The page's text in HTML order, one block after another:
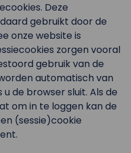
Deze
gebruikt door de
onze website is
zorgen vooral
gebruik van de
automatisch van
de browser sluit. Als de
om in te loggen kan de
(sessie)cookie